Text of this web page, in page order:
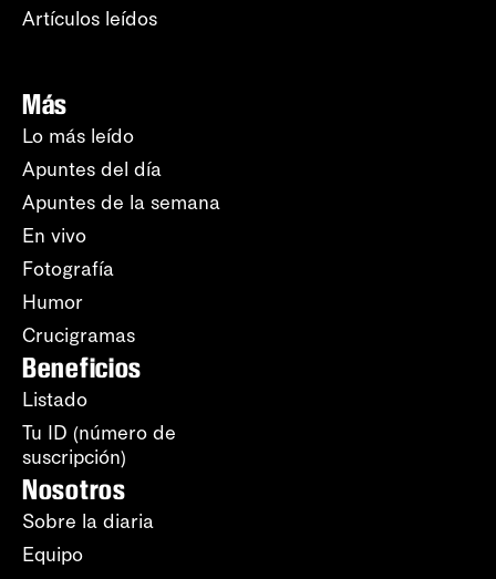
Artículos leídos
Más
Lo más leído
Apuntes del día
Apuntes de la semana
En vivo
Fotografía
Humor
Crucigramas
Beneficios
Listado
Tu ID (número de
suscripción)
Nosotros
Sobre la diaria
Equipo